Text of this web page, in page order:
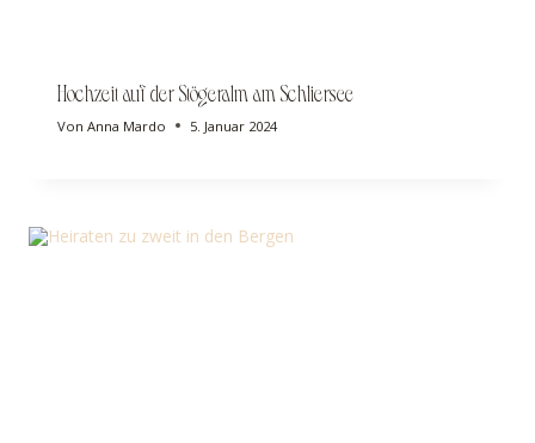
Hochzeit auf der Stögeralm am Schliersee
Von Anna Mardo 5. Januar 2024